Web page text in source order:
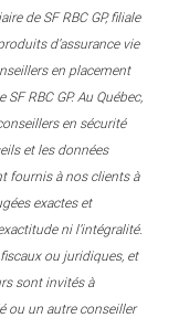
de SF RBC GP, filiale
d’assurance vie
en placement
RBC GP. Au Québec,
en sécurité
et les données
fournis à nos clients à
exactes et
ni l’intégralité.
ou juridiques, et
sont invités à
ou un autre conseiller